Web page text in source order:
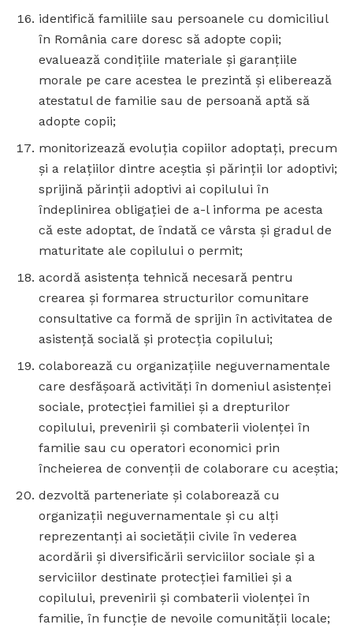
identifică familiile sau persoanele cu domiciliul
în România care doresc să adopte copii;
evaluează condiţiile materiale şi garanţiile
morale pe care acestea le prezintă şi eliberează
atestatul de familie sau de persoană aptă să
adopte copii;
monitorizează evoluţia copiilor adoptaţi, precum
şi a relaţiilor dintre aceştia şi părinţii lor adoptivi;
sprijină părinţii adoptivi ai copilului în
îndeplinirea obligaţiei de a-l informa pe acesta
că este adoptat, de îndată ce vârsta şi gradul de
maturitate ale copilului o permit;
acordă asistenţa tehnică necesară pentru
crearea şi formarea structurilor comunitare
consultative ca formă de sprijin în activitatea de
asistenţă socială şi protecţia copilului;
colaborează cu organizaţiile neguvernamentale
care desfăşoară activităţi în domeniul asistenţei
sociale, protecţiei familiei şi a drepturilor
copilului, prevenirii şi combaterii violenţei în
familie sau cu operatori economici prin
încheierea de convenţii de colaborare cu aceştia;
dezvoltă parteneriate şi colaborează cu
organizaţii neguvernamentale şi cu alţi
reprezentanţi ai societăţii civile în vederea
acordării şi diversificării serviciilor sociale şi a
serviciilor destinate protecţiei familiei şi a
copilului, prevenirii şi combaterii violenţei în
familie, în funcţie de nevoile comunităţii locale;